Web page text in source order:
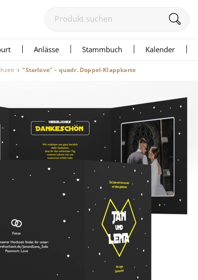
Anlässe Stammbuch Kalender
"Starlove" – quadr. Doppel-Klappkarte